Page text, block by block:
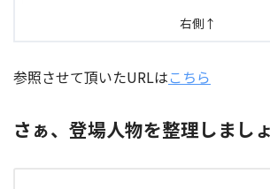
右側↑
参照させて頂いたURLはこちら
さぁ、登場人物を整理しましょ